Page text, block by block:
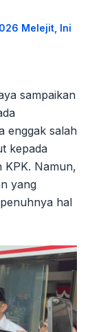
Melejit, Ini
sampaikan
enggak salah
kepada
KPK. Namun,
yang
hal